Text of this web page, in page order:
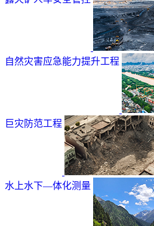
自然灾害应急能力提升工程
巨灾防范工程
水上水下—体化测量